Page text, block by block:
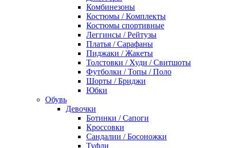
Комбинезоны
Костюмы / Комплекты
Костюмы спортивные
Леггинсы / Рейтузы
Платья / Сарафаны
Пиджаки / Жакеты
Толстовки / Худи / Свитшоты
Футболки / Топы / Поло
Шорты / Бриджи
Юбки
Обувь
Девочки
Ботинки / Сапоги
Кроссовки
Сандалии / Босоножки
Туфли